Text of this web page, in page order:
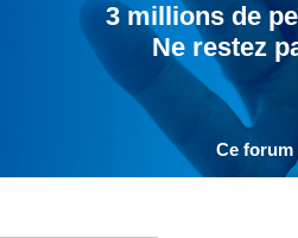
3 millions de
Ne restez
Ce forum